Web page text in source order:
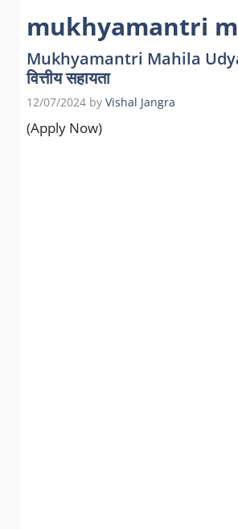
mukhyamantri
Mukhyamantri Mahila
वित्तीय सहायता
12/07/2024 by Vishal Jangra
(Apply Now)